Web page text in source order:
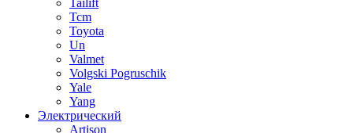
Tcm
Toyota
Un
Valmet
Volgski Pogruschik
Yale
Yang
Электрический
Artison